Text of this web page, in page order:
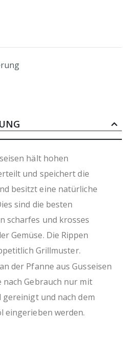
Spülmittel reinigen und
hält hohen
und speichert die
besitzt eine natürliche
sind die besten
scharfes und krosses
Gemüse. Die Rippen
Grillmuster.
der Pfanne aus Gusseisen
nach Gebrauch nur mit
und nach dem
eingerieben werden.